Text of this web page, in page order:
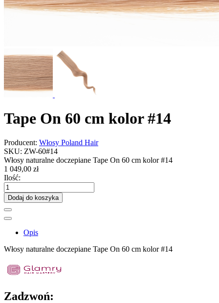
Tape On 60 cm kolor #14
Producent: Włosy Poland Hair
SKU: ZW-60#14
Włosy naturalne doczepiane Tape On 60 cm kolor #14
1 049,00 zł
Ilość:
Dodaj do koszyka
Opis
Włosy naturalne doczepiane Tape On 60 cm kolor #14
Zadzwoń: